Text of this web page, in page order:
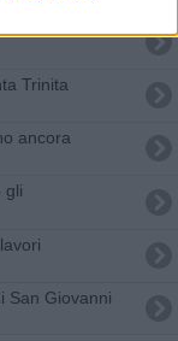
turistiche al
Trinita
ancora
gli
San Giovanni